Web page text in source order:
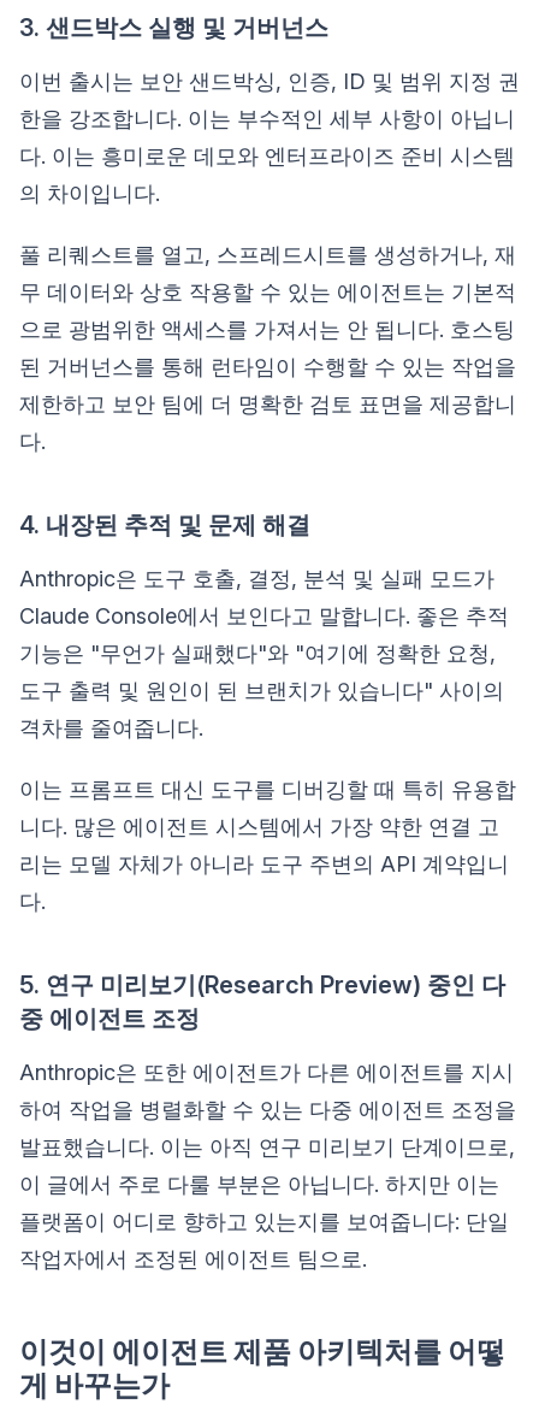
3. 샌드박스 실행 및 거버넌스
이번 출시는 보안 샌드박싱, 인증, ID 및 범위 지정 권
한을 강조합니다. 이는 부수적인 세부 사항이 아닙니
다. 이는 흥미로운 데모와 엔터프라이즈 준비 시스템
의 차이입니다.
풀 리퀘스트를 열고, 스프레드시트를 생성하거나, 재
무 데이터와 상호 작용할 수 있는 에이전트는 기본적
으로 광범위한 액세스를 가져서는 안 됩니다. 호스팅
된 거버넌스를 통해 런타임이 수행할 수 있는 작업을
제한하고 보안 팀에 더 명확한 검토 표면을 제공합니
다.
4. 내장된 추적 및 문제 해결
Anthropic은 도구 호출, 결정, 분석 및 실패 모드가
Claude Console에서 보인다고 말합니다. 좋은 추적
기능은 "무언가 실패했다"와 "여기에 정확한 요청,
도구 출력 및 원인이 된 브랜치가 있습니다" 사이의
격차를 줄여줍니다.
이는 프롬프트 대신 도구를 디버깅할 때 특히 유용합
니다. 많은 에이전트 시스템에서 가장 약한 연결 고
리는 모델 자체가 아니라 도구 주변의 API 계약입니
다.
5. 연구 미리보기(Research Preview) 중인 다
중 에이전트 조정
Anthropic은 또한 에이전트가 다른 에이전트를 지시
하여 작업을 병렬화할 수 있는 다중 에이전트 조정을
발표했습니다. 이는 아직 연구 미리보기 단계이므로,
이 글에서 주로 다룰 부분은 아닙니다. 하지만 이는
플랫폼이 어디로 향하고 있는지를 보여줍니다: 단일
작업자에서 조정된 에이전트 팀으로.
이것이 에이전트 제품 아키텍처를 어떻
게 바꾸는가